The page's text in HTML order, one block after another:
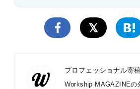
プロフェッショナル寄
Workship MAGAZINEの